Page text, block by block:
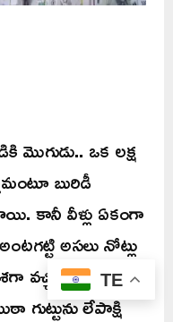
ఒక లక్ష
బురిడీ
కానీ వీళ్లు ఏకంగా
అసలు నోట్లు
వచ్చిన వారిని
లేపాక్షి
TE